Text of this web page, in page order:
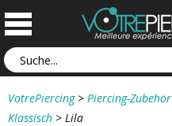
VotrePiercing > Piercing-Zubehör
Klassisch > Lila